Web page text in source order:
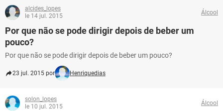
alcides_lopes
le 14 jul. 2015
Álcool
Por que não se pode dirigir depois de beber um
pouco?
Por que não se pode dirigir depois de beber um pouco?
23 jul. 2015 por Henriquedias
solon_lopes
le 10 jul. 2015
Álcool